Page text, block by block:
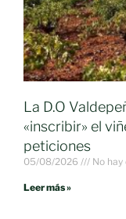
La D.O
«inscribir» el
peticiones
05/08/2026 No
Leer más »